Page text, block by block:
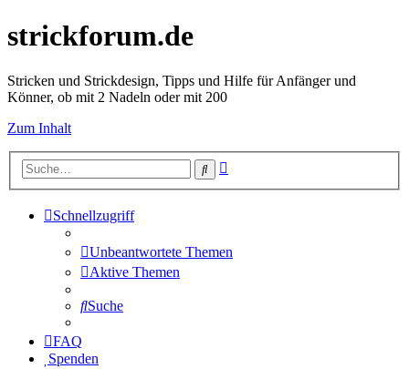
strickforum.de
Stricken und Strickdesign, Tipps und Hilfe für Anfänger und
Könner, ob mit 2 Nadeln oder mit 200
Zum Inhalt
Suche
Schnellzugriff
Unbeantwortete Themen
Aktive Themen
Suche
FAQ
Spenden